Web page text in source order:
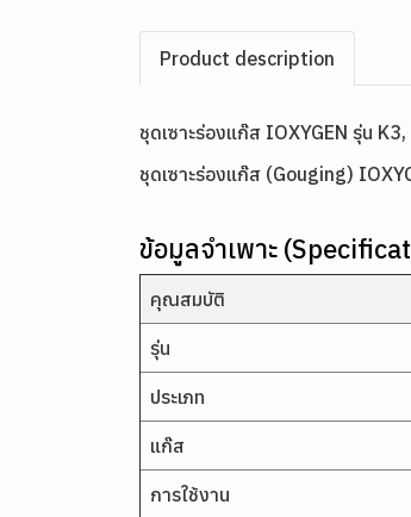
Product description
ชุดเซาะร่องแก๊ส IOXYGEN รุ่น
ชุดเซาะร่องแก๊ส (Gouging)
ข้อมูลจำเพาะ
คุณสมบัติ
รุ่น
ประเภท
แก๊ส
การใช้งาน